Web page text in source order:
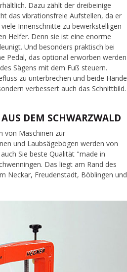
Dazu zählt der dreibeinige
das vibrationsfreie Aufstellen, da er
Innenschnitte zu bewerkstelligen
Helfer. Denn sie ist eine enorme
Und besonders praktisch bei
Pedal, das optional erworben werden
Sägens mit dem Fuß steuern.
zu unterbrechen und beide Hände
verbessert auch das Schnittbild.
DEM SCHWARZWALD
von Maschinen zur
und Laubsägebögen werden von
Sie beste Qualität "made in
Das liegt am Rand des
Neckar, Freudenstadt, Böblingen und